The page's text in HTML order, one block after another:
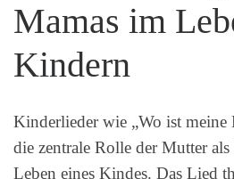
Mamas im
Kindern
Kinderlieder wie „Wo ist meine
die zentrale Rolle der Mutter
Leben eines Kindes. Das Lied